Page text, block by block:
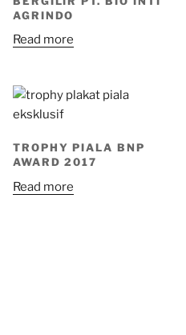
AGRINDO
Read more
TROPHY PIALA BNP
AWARD 2017
Read more